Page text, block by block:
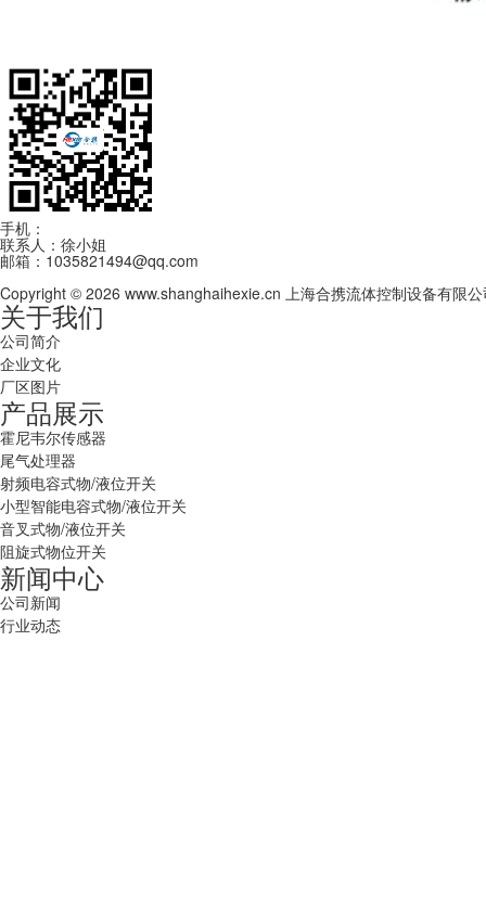
手机：
联系人：徐小姐
邮箱：1035821494@qq.com
Copyright © 2026 www.shanghaihexie.cn 上海合携流体控制设备有限
关于我们
公司简介
企业文化
厂区图片
产品展示
霍尼韦尔传感器
尾气处理器
射频电容式物/液位开关
小型智能电容式物/液位开关
音叉式物/液位开关
阻旋式物位开关
新闻中心
公司新闻
行业动态